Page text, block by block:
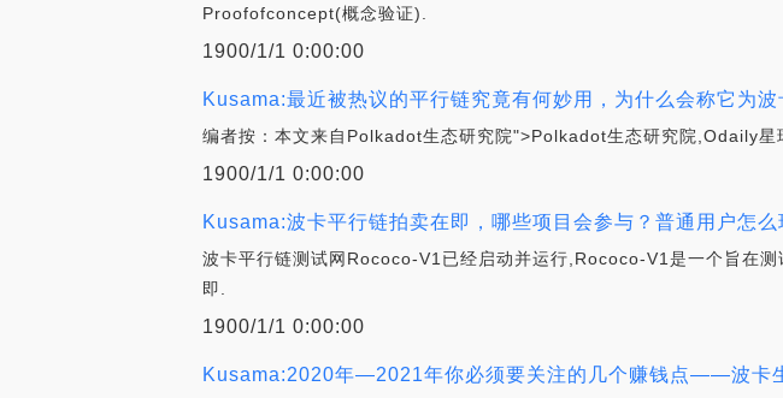
Proofofconcept(概念验证).
1900/1/1 0:00:00
Kusama:最近被热议的平行链究竟有何妙用，为什么会称它为波
编者按：本文来自Polkadot生态研究院">Polkadot生态研究院,Odaily星
1900/1/1 0:00:00
Kusama:波卡平行链拍卖在即，哪些项目会参与？普通用户怎么
波卡平行链测试网Rococo-V1已经启动并运行,Rococo-V1是一个旨在
即.
1900/1/1 0:00:00
Kusama:2020年—2021年你必须要关注的几个赚钱点——波卡